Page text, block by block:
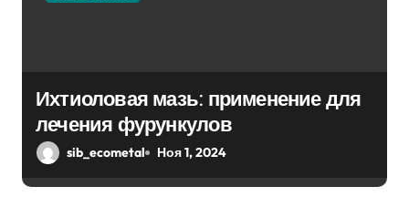
п
и
с
Ихтиоловая мазь: применение для
лечения фурункулов
sib_ecometal Ноя 1, 2024